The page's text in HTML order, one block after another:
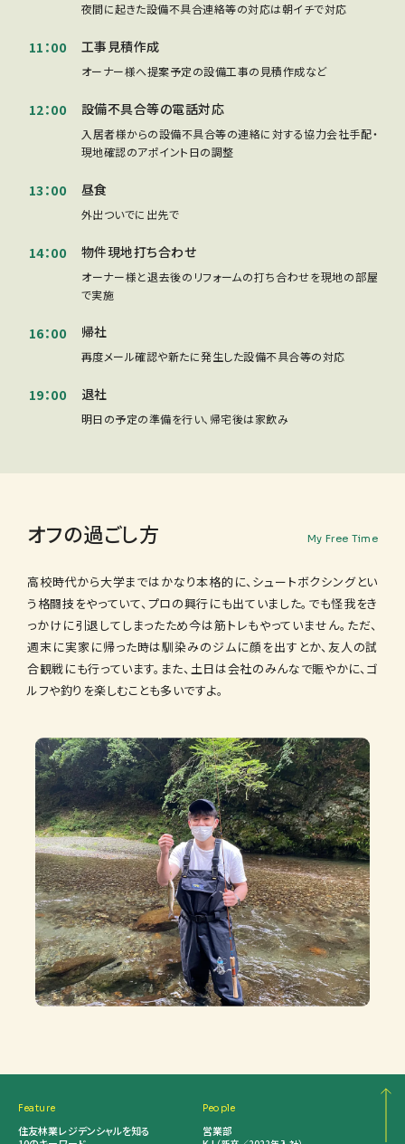
夜間に起きた設備不具合連絡等の対応は朝イチで対応
11：00 工事見積作成
オーナー様へ提案予定の設備工事の見積作成など
12：00 設備不具合等の電話対応
入居者様からの設備不具合等の連絡に対する協力会社手配・
現地確認のアポイント日の調整
13：00 昼食
外出ついでに出先で
14：00 物件現地打ち合わせ
オーナー様と退去後のリフォームの打ち合わせを現地の部屋
で実施
16：00 帰社
再度メール確認や新たに発生した設備不具合等の対応
19：00 退社
明日の予定の準備を行い、帰宅後は家飲み
オフの過ごし方 My Free Time
高校時代から大学まではかなり本格的に、シュートボクシングとい
う格闘技をやっていて、プロの興行にも出ていました。でも怪我をき
っかけに引退してしまったため今は筋トレもやっていません。ただ、
週末に実家に帰った時は馴染みのジムに顔を出すとか、友人の試
合観戦にも行っています。また、土日は会社のみんなで賑やかに、ゴ
ルフや釣りを楽しむことも多いですよ。
Feature
住友林業レジデンシャルを知る
People
営業部